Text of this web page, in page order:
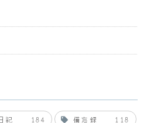
記 184 備忘録
118